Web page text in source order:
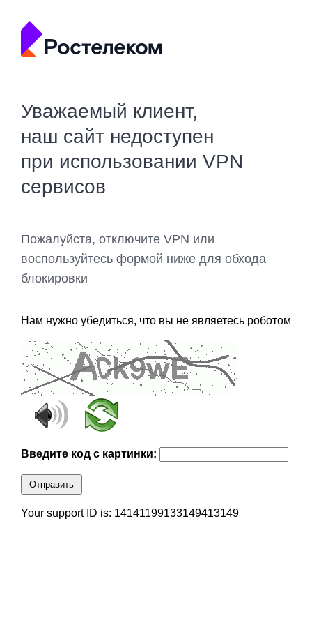
Уважаемый клиент,
наш сайт недоступен
при использовании VPN
сервисов
Пожалуйста, отключите VPN или
воспользуйтесь формой ниже для обхода
блокировки
Нам нужно убедиться, что вы не являетесь роботом
Введите код с картинки:
Отправить
Your support ID is: 14141199133149413149